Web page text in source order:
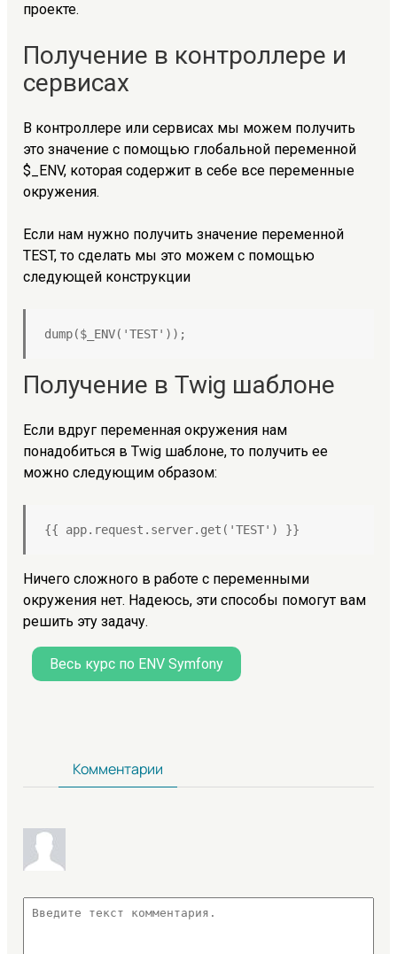
проекте.
Получение в контроллере и
сервисах
В контроллере или сервисах мы можем получить
это значение с помощью глобальной переменной
$_ENV, которая содержит в себе все переменные
окружения.
Если нам нужно получить значение переменной
TEST, то сделать мы это можем с помощью
следующей конструкции
dump($_ENV('TEST'));
Получение в Twig шаблоне
Если вдруг переменная окружения нам
понадобиться в Twig шаблоне, то получить ее
можно следующим образом:
{{ app.request.server.get('TEST') }}
Ничего сложного в работе с переменными
окружения нет. Надеюсь, эти способы помогут вам
решить эту задачу.
Весь курс по ENV Symfony
Комментарии